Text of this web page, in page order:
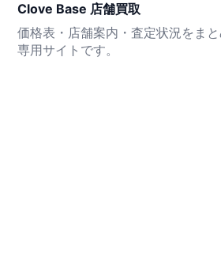
Clove Base 店舗買取
価格表・店舗案内・査定状況をま
専用サイトです。